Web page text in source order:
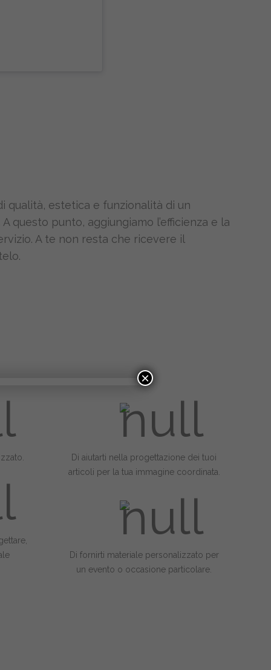
qualità, estetica e funzionalità di un
questo punto, aggiungiamo l’efficienza e la
A te non resta che ricevere il
Di aiutarti nella progettazione dei tuoi
articoli per la tua immagine coordinata.
Di fornirti materiale personalizzato per
un evento o occasione particolare.
×